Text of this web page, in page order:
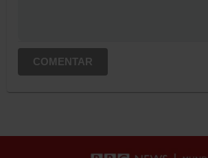
COMENTAR